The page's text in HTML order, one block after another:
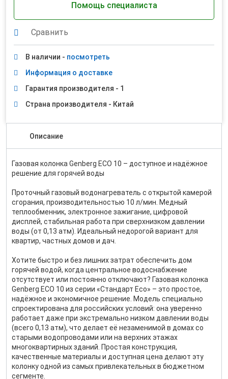
Помощь специалиста
Сравнить
В наличии - посмотреть
Информация о доставке
Гарантия производителя - 1
Страна производителя - Китай
Описание
Газовая колонка Genberg ECO 10 – доступное и надёжное
решение для горячей воды
Проточный газовый водонагреватель с открытой камерой
сгорания, производительностью 10 л/мин. Медный
теплообменник, электронное зажигание, цифровой
дисплей, стабильная работа при сверхнизком давлении
воды (от 0,13 атм). Идеальный недорогой вариант для
квартир, частных домов и дач.
Хотите быстро и без лишних затрат обеспечить дом
горячей водой, когда центральное водоснабжение
отсутствует или постоянно отключают? Газовая колонка
Genberg ECO 10 из серии «Стандарт Eco» – это простое,
надёжное и экономичное решение. Модель специально
спроектирована для российских условий: она уверенно
работает даже при экстремально низком давлении воды
(всего 0,13 атм), что делает её незаменимой в домах со
старыми водопроводами или на верхних этажах
многоквартирных зданий. Простая конструкция,
качественные материалы и доступная цена делают эту
колонку одной из самых привлекательных в бюджетном
сегменте.